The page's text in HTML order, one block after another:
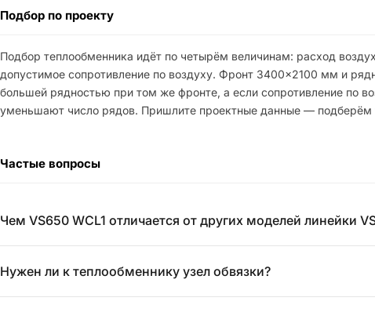
Подбор по проекту
Подбор теплообменника идёт по четырём величинам: расход
допустимое сопротивление по воздуху. Фронт 3400×2100 мм и
большей рядностью при том же фронте, а если сопротивление по
уменьшают число рядов. Пришлите проектные данные — подберём
Частые вопросы
Чем VS650 WCL1 отличается от других моделей линейки
Нужен ли к теплообменнику узел обвязки?